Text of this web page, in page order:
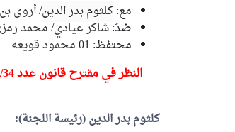
مع:كلثوم بدر الدين/أروى
ضدّ:شاكر عيادي/محمد
محتفظ: 01
محمود قويعه
كلثوم بدر الدين(رئيسة اللجنة):